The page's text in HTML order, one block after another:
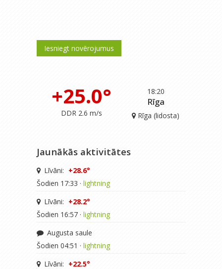
Iesniegt novērojumus
18:20
+25.0°
DDR 2.6 m/s
Rīga
Rīga (lidosta)
Jaunākās aktivitātes
Līvāni: +28.6°
Šodien 17:33 · lightning
Līvāni: +28.2°
Šodien 16:57 · lightning
Augusta saule
Šodien 04:51 · lightning
Līvāni: +22.5°